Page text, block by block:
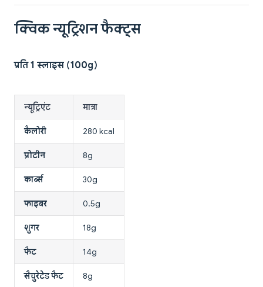
क्विक न्यूट्रिशन फैक्ट्स
प्रति 1 स्लाइस (100g)
न्यूट्रिएंट मात्रा
कैलोरी 280 kcal
प्रोटीन 8g
कार्ब्स 30g
फाइबर 0.5g
शुगर 18g
फैट 14g
सैचुरेटेड फैट 8g